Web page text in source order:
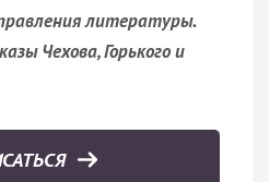
литературы.
Чехова, Горького и